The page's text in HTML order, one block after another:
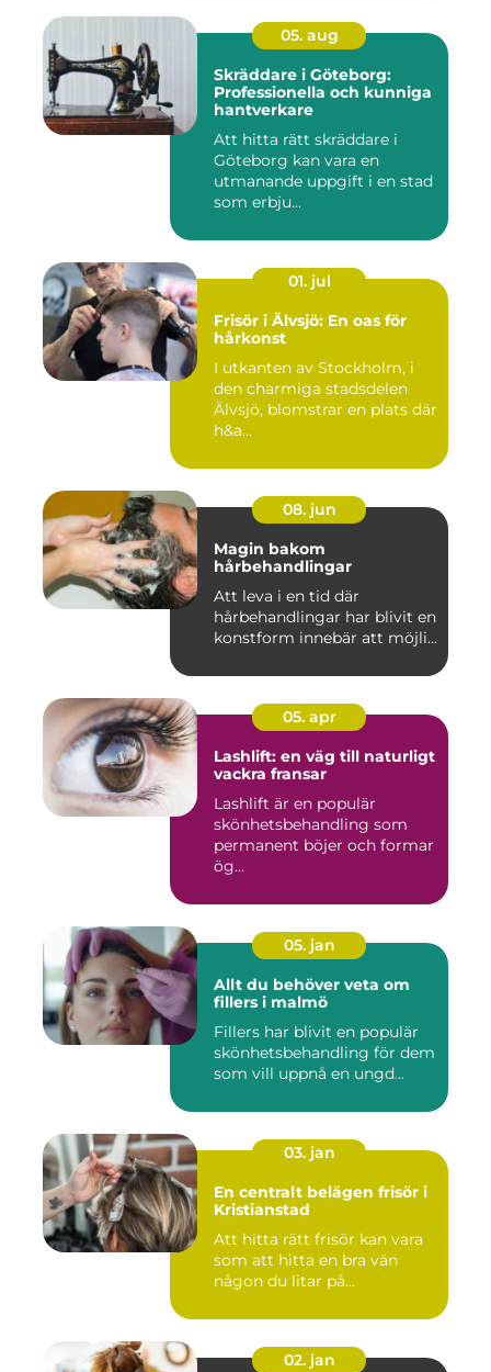
05. aug
Skräddare i Göteborg:
Professionella och kunniga
hantverkare
Att hitta rätt skräddare i
Göteborg kan vara en
utmanande uppgift i en stad
som erbju...
01. jul
Frisör i Älvsjö: En oas för
hårkonst
I utkanten av Stockholm, i
den charmiga stadsdelen
Älvsjö, blomstrar en plats där
h&a...
08. jun
Magin bakom
hårbehandlingar
Att leva i en tid där
hårbehandlingar har blivit en
konstform innebär att möjli...
05. apr
Lashlift: en väg till naturligt
vackra fransar
Lashlift är en populär
skönhetsbehandling som
permanent böjer och formar
ög...
05. jan
Allt du behöver veta om
fillers i malmö
Fillers har blivit en populär
skönhetsbehandling för dem
som vill uppnå en ungd...
03. jan
En centralt belägen frisör i
Kristianstad
Att hitta rätt frisör kan vara
som att hitta en bra vän
någon du litar på...
02. jan